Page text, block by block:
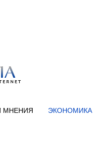
МНЕНИЯ ЭКОНОМИКА